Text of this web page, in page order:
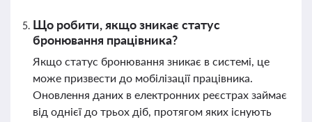
Що робити, якщо зникає статус
бронювання працівника?
Якщо статус бронювання зникає в системі, це
може призвести до мобілізації працівника.
Оновлення даних в електронних реєстрах займає
від однієї до трьох діб, протягом яких існують